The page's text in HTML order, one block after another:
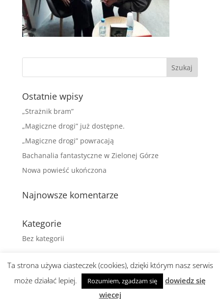
Ostatnie wpisy
„Strażnik bram”
„Magiczne drogi” już dostępne.
„Magiczne drogi” powracają
Bachanalia fantastyczne w Zielonej Górze
Nowa powieść ukończona
Najnowsze komentarze
Kategorie
Bez kategorii
Realizacja i wsparcie:abami agencja
Ta strona używa ciasteczek (cookies), dzięki którym nasz serwis
może działać lepiej.
Rozumiem, zgadzam się
dowiedz się
więcej